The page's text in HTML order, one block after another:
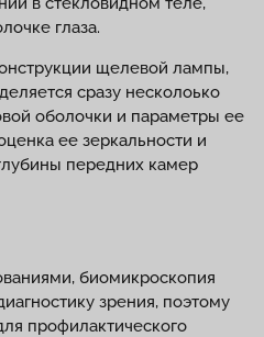
глаза.
щелевой лампы,
сразу несколоько
оболочки и параметры ее
ее зеркальности и
передних камер
биомикроскопия
зрения, поэтому
профилактического